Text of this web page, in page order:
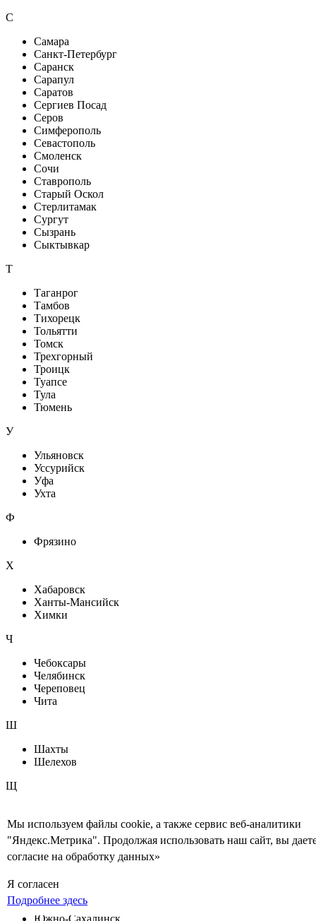
С
Самара
Санкт-Петербург
Саранск
Сарапул
Саратов
Сергиев Посад
Серов
Симферополь
Севастополь
Смоленск
Сочи
Ставрополь
Старый Оскол
Стерлитамак
Сургут
Сызрань
Сыктывкар
Т
Таганрог
Тамбов
Тихорецк
Тольятти
Томск
Трехгорный
Троицк
Туапсе
Тула
Тюмень
У
Ульяновск
Уссурийск
Уфа
Ухта
Ф
Фрязино
Х
Хабаровск
Ханты-Мансийск
Химки
Ч
Чебоксары
Челябинск
Череповец
Чита
Ш
Шахты
Шелехов
Щ
Э
Электросталь
Ю
Южно-Сахалинск
Мы используем файлы cookie, а также сервис веб-аналитики
"Яндекс.Метрика". Продолжая использовать наш сайт, вы
согласие на обработку данных»
Я согласен
Подробнее здесь